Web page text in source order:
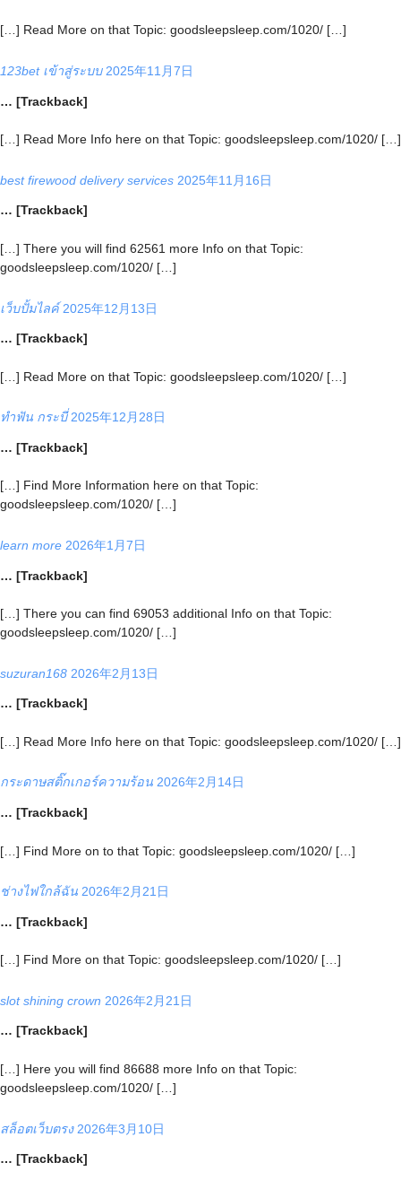
[…] Read More on that Topic: goodsleepsleep.com/1020/ […]
123bet เข้าสู่ระบบ 2025年11月7日
… [Trackback]
[…] Read More Info here on that Topic: goodsleepsleep.com/1020/ […]
best firewood delivery services 2025年11月16日
… [Trackback]
[…] There you will find 62561 more Info on that Topic:
goodsleepsleep.com/1020/ […]
เว็บปั้มไลค์ 2025年12月13日
… [Trackback]
[…] Read More on that Topic: goodsleepsleep.com/1020/ […]
ทำฟัน กระบี่ 2025年12月28日
… [Trackback]
[…] Find More Information here on that Topic:
goodsleepsleep.com/1020/ […]
learn more 2026年1月7日
… [Trackback]
[…] There you can find 69053 additional Info on that Topic:
goodsleepsleep.com/1020/ […]
suzuran168 2026年2月13日
… [Trackback]
[…] Read More Info here on that Topic: goodsleepsleep.com/1020/ […]
กระดาษสติ๊กเกอร์ความร้อน 2026年2月14日
… [Trackback]
[…] Find More on to that Topic: goodsleepsleep.com/1020/ […]
ช่างไฟใกล้ฉัน 2026年2月21日
… [Trackback]
[…] Find More on that Topic: goodsleepsleep.com/1020/ […]
slot shining crown 2026年2月21日
… [Trackback]
[…] Here you will find 86688 more Info on that Topic:
goodsleepsleep.com/1020/ […]
สล็อตเว็บตรง 2026年3月10日
… [Trackback]